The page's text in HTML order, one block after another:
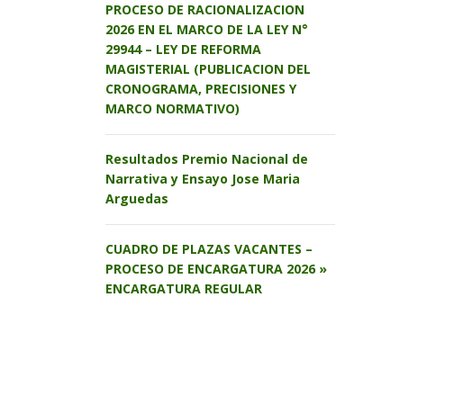
PROCESO DE RACIONALIZACION
2026 EN EL MARCO DE LA LEY N°
29944 – LEY DE REFORMA
MAGISTERIAL (PUBLICACION DEL
CRONOGRAMA, PRECISIONES Y
MARCO NORMATIVO)
Resultados Premio Nacional de
Narrativa y Ensayo Jose Maria
Arguedas
CUADRO DE PLAZAS VACANTES –
PROCESO DE ENCARGATURA 2026 »
ENCARGATURA REGULAR